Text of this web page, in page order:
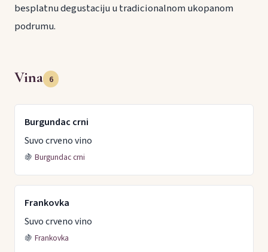
besplatnu degustaciju u tradicionalnom ukopanom
podrumu.
Vina 6
Burgundac crni
Suvo crveno vino
🍇 Burgundac crni
Frankovka
Suvo crveno vino
🍇 Frankovka